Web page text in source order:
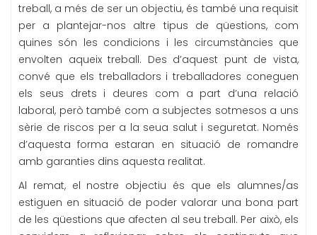
treball, a més de ser un objectiu, és també una requisit
per a plantejar-nos altre tipus de qüestions, com
quines són les condicions i les circumstàncies que
envolten aqueix treball. Des d’aquest punt de vista,
convé que els treballadors i treballadores coneguen
els seus drets i deures com a part d’una relació
laboral, però també com a subjectes sotmesos a uns
sèrie de riscos per a la seua salut i seguretat. Només
d’aquesta forma estaran en situació de romandre
amb garanties dins aquesta realitat.
Al remat, el nostre objectiu és que els alumnes/as
estiguen en situació de poder valorar una bona part
de les qüestions que afecten al seu treball. Per això, els